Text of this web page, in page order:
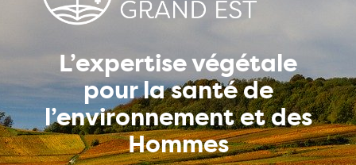
L’expertise végétale
pour la santé de
l’environnement et des
Hommes